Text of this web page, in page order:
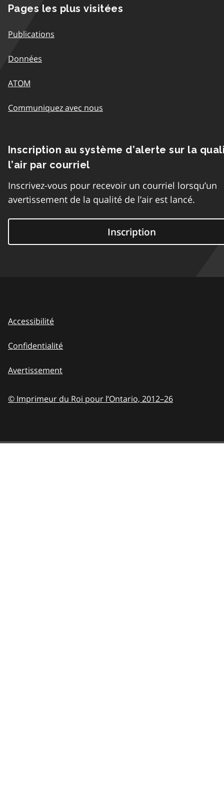
Pages les plus visitées
Publications
Données
ATOM
Communiquez avec nous
Inscription au système d’alerte sur la
l’air par courriel
Inscrivez-vous pour recevoir un courriel lorsqu’un
avertissement de la qualité de l’air est lancé.
Inscription
Accessibilité
Confidentialité
Avertissement
© Imprimeur du Roi pour l’Ontario, 2012–26